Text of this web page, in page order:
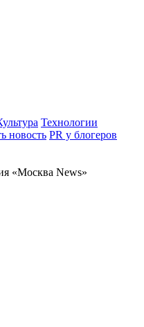
Технологии
новость PR у блогеров
«Москва News»